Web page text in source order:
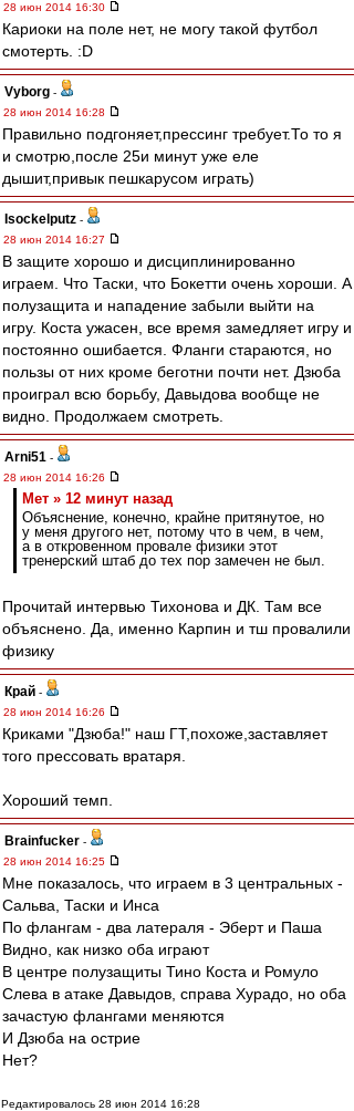
28 июн 2014 16:30
Кариоки на поле нет, не могу такой футбол
смотерть. :D
Vyborg -
28 июн 2014 16:28
Правильно подгоняет,прессинг требует.То то я
и смотрю,после 25и минут уже еле
дышит,привык пешкарусом играть)
Isockelputz -
28 июн 2014 16:27
В защите хорошо и дисциплинированно
играем. Что Таски, что Бокетти очень хороши. А
полузащита и нападение забыли выйти на
игру. Коста ужасен, все время замедляет игру и
постоянно ошибается. Фланги стараются, но
пользы от них кроме беготни почти нет. Дзюба
проиграл всю борьбу, Давыдова вообще не
видно. Продолжаем смотреть.
Arni51 -
28 июн 2014 16:26
Мет » 12 минут назад
Объяснение, конечно, крайне притянутое, но
у меня другого нет, потому что в чем, в чем,
а в откровенном провале физики этот
тренерский штаб до тех пор замечен не был.
Прочитай интервью Тихонова и ДК. Там все
объяснено. Да, именно Карпин и тш провалили
физику
Край -
28 июн 2014 16:26
Криками "Дзюба!" наш ГТ,похоже,заставляет
того прессовать вратаря.
Хороший темп.
Brainfucker -
28 июн 2014 16:25
Мне показалось, что играем в 3 центральных -
Сальва, Таски и Инса
По флангам - два латераля - Эберт и Паша
Видно, как низко оба играют
В центре полузащиты Тино Коста и Ромуло
Слева в атаке Давыдов, справа Хурадо, но оба
зачастую флангами меняются
И Дзюба на острие
Нет?
Редактировалось 28 июн 2014 16:28